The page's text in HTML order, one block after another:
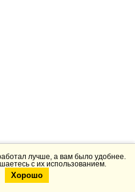
лучше, а вам было удобнее.
с их использованием.
Хорошо